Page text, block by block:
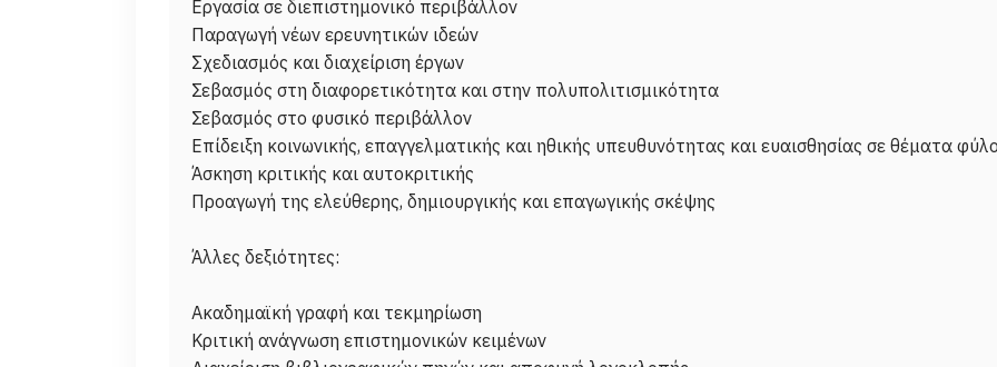
Εργασία σε διεπιστημονικό περιβάλλον
Παραγωγή νέων ερευνητικών ιδεών
Σχεδιασμός και διαχείριση έργων
Σεβασμός στη διαφορετικότητα και στην πολυπολιτισμικότητα
Σεβασμός στο φυσικό περιβάλλον
Επίδειξη κοινωνικής, επαγγελματικής και ηθικής υπευθυνότητας και ευαισθησίας σε θέματα
Άσκηση κριτικής και αυτοκριτικής
Προαγωγή της ελεύθερης, δημιουργικής και επαγωγικής σκέψης
Άλλες δεξιότητες:
Ακαδημαϊκή γραφή και τεκμηρίωση
Κριτική ανάγνωση επιστημονικών κειμένων